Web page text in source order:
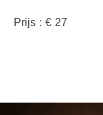
Prijs : € 27